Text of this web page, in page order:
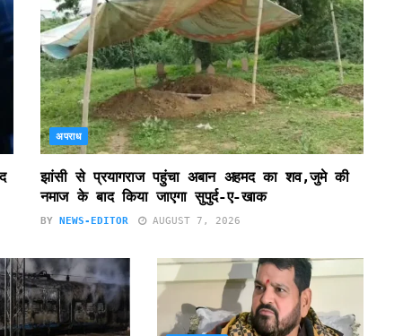
अपराध
झांसी से प्रयागराज पहुंचा अबान अहमद का शव,जुमे की
नमाज के बाद किया जाएगा सुपुर्द-ए-खाक
BY NEWS-EDITOR AUGUST 7, 2026